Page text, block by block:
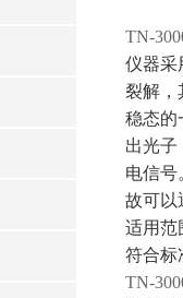
TN-
仪器采
裂解，
稳态的
出光子
电信号
故可以
适用范
符合
TN-